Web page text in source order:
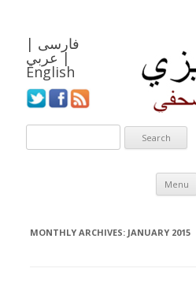
فارسی |
عربي |
English
Menu
MONTHLY ARCHIVES: JANUARY 2015